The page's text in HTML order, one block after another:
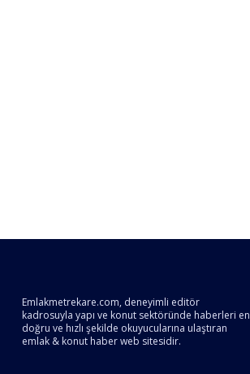
Emlakmetrekare.com, deneyimli editör
kadrosuyla yapı ve konut sektöründe haberleri en
doğru ve hızlı şekilde okuyucularına ulaştıran
emlak & konut haber web sitesidir.